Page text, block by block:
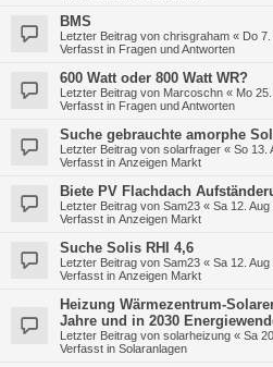
BMS
Letzter Beitrag von chrisgraham « Do
Verfasst in Fragen und Antworten
600 Watt oder 800 Watt WR?
Letzter Beitrag von Marcoschn « Mo
Verfasst in Fragen und Antworten
Suche gebrauchte amorphe
Letzter Beitrag von solarfrager « So 13.
Verfasst in Anzeigen Markt
Biete PV Flachdach
Letzter Beitrag von Sam23 « Sa 12.
Verfasst in Anzeigen Markt
Suche Solis RHI 4,6
Letzter Beitrag von Sam23 « Sa 12.
Verfasst in Anzeigen Markt
Heizung Wärmezentrum-
Jahre und in 2030
Letzter Beitrag von solarheizung « Sa
Verfasst in Solaranlagen